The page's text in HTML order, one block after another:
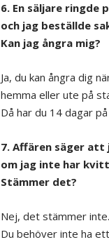
6. En säljare ringde
och jag beställde
Kan jag ångra mig?
Ja, du kan ångra dig
hemma eller ute på
Då har du 14 dagar
7. Affären säger att
om jag inte har
Stämmer det?
Nej, det stämmer inte.
Du behöver inte ha